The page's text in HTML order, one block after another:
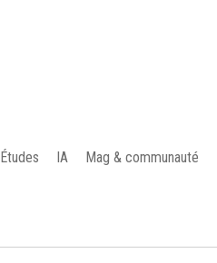
Études IA Mag & communauté